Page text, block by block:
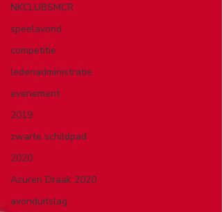
NKCLUBSMCR
speelavond
competitie
ledenadministratie
evenement
2019
zwarte schildpad
2020
Azuren Draak 2020
avonduitslag